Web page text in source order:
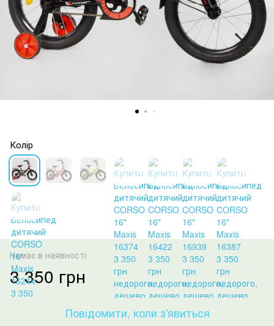
Колір
Немає в наявності
3 350 грн
Повідомити, коли з'явиться